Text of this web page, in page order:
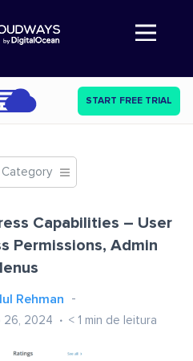
Abre a navegação
START FREE TRIAL
Capabilities – User
Permissions, Admin
Rehman
26, 2024 < 1 min de leitura